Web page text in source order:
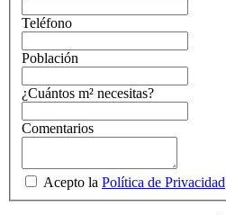
Teléfono
Población
¿Cuántos m² necesitas?
Comentarios
Acepto la Política de Privacidad